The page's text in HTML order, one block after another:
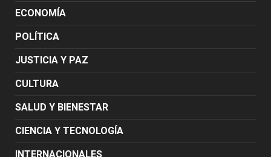
ECONOMÍA
POLÍTICA
JUSTICIA Y PAZ
CULTURA
SALUD Y BIENESTAR
CIENCIA Y TECNOLOGÍA
INTERNACIONALES